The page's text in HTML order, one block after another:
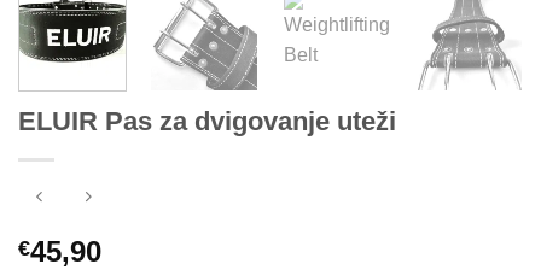
ELUIR Pas za dvigovanje uteži
€45,90